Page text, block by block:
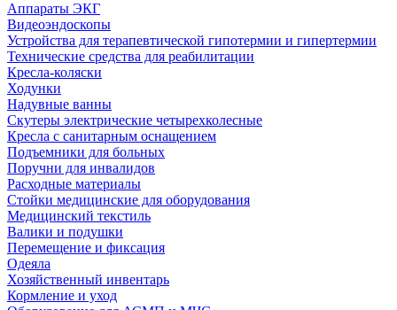
Аппараты ЭКГ
Видеоэндоскопы
Устройства для терапевтической гипотермии и гипертермии
Технические средства для реабилитации
Кресла-коляски
Ходунки
Надувные ванны
Скутеры электрические четырехколесные
Кресла с санитарным оснащением
Подъемники для больных
Поручни для инвалидов
Расходные материалы
Стойки медицинские для оборудования
Медицинский текстиль
Валики и подушки
Перемещение и фиксация
Одеяла
Хозяйственный инвентарь
Кормление и уход